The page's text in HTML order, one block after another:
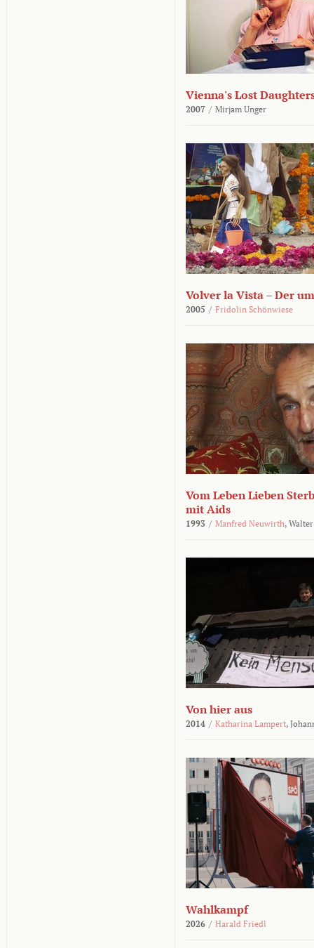
Vienna's Lost
2007 / Mirjam Unger
Volver la Vista – Der
2005 / Fridolin Schönwiese
Vom Leben Lieben
mit Aids
1993 / Manfred Neuwirth,
Von hier aus
2014 / Katharina Lampert,
Wahlkampf
2026 / Harald Friedl